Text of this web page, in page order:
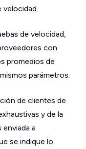
de velocidad,
con
promedios de
parámetros.
de clientes de
y de la
a
se indique lo